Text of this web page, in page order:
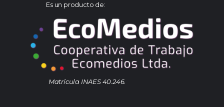
Es un producto de:
Matrícula INAES 40.246.